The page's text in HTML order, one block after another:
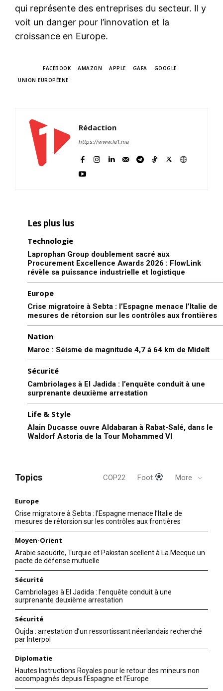
qui représente des entreprises du secteur. Il y
voit un danger pour l’innovation et la
croissance en Europe.
FACEBOOK AMAZON APPLE GAFA
GOOGLE
UNION EUROPÉENE
Rédaction
https://www.le1.ma
Les plus lus
Technologie
Laprophan Group doublement sacré aux
Procurement Excellence Awards 2026 : FlowLink
révèle sa puissance industrielle et logistique
Europe
Crise migratoire à Sebta : l’Espagne menace l’Italie de
mesures de rétorsion sur les contrôles aux frontières
Nation
Maroc : Séisme de magnitude 4,7 à 64 km de Midelt
Sécurité
Cambriolages à El Jadida : l’enquête conduit à une
surprenante deuxième arrestation
Life & Style
Alain Ducasse ouvre Aldabaran à Rabat-Salé, dans le
Waldorf Astoria de la Tour Mohammed VI
Topics COP22 Foot More
Europe
Crise migratoire à Sebta : l’Espagne menace l’Italie de
mesures de rétorsion sur les contrôles aux frontières
Moyen-Orient
Arabie saoudite, Turquie et Pakistan scellent à La Mecque un
pacte de défense mutuelle
Sécurité
Cambriolages à El Jadida : l’enquête conduit à une
surprenante deuxième arrestation
Sécurité
Oujda : arrestation d’un ressortissant néerlandais recherché
par Interpol
Diplomatie
Hautes Instructions Royales pour le retour des mineurs non
accompagnés depuis l’Espagne et l’Europe